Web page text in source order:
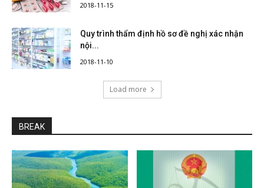
2018-11-15
Quy trình thẩm định hồ sơ đề nghị xác nhận
nội...
2018-11-10
Load more
BREAK